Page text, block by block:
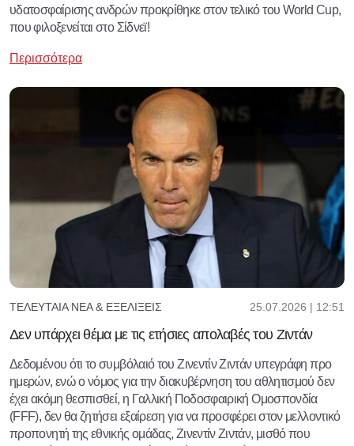
υδατοσφαίρισης ανδρών προκρίθηκε στον τελικό του World Cup,
που φιλοξενείται στο Σίδνεϊ!
Περισσότερα
ΤΕΛΕΥΤΑΊΑ ΝΈΑ & ΕΞΕΛΊΞΕΙΣ 25.07.2026 | 12:51
Δεν υπάρχει θέμα με τις ετήσιες απολαβές του Ζιντάν
Δεδομένου ότι το συμβόλαιό του Ζινεντίν Ζιντάν υπεγράφη προ
ημερών, ενώ ο νόμος για την διακυβέρνηση του αθλητισμού δεν
έχει ακόμη θεσπισθεί, η Γαλλική Ποδοσφαιρική Ομοσπονδία
(FFF), δεν θα ζητήσει εξαίρεση για να προσφέρει στον μελλοντικό
προπονητή της εθνικής ομάδας, Ζινεντίν Ζιντάν, μισθό που